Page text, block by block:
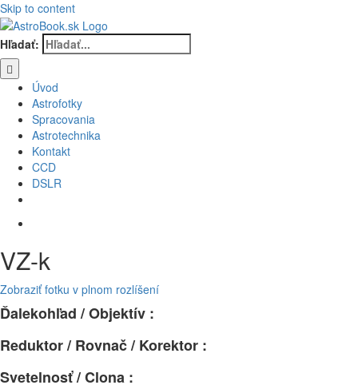
Skip to content
Hľadať:
Úvod
Astrofotky
Spracovania
Astrotechnika
Kontakt
CCD
DSLR
VZ-k
Zobraziť fotku v plnom rozlíšení
Ďalekohľad / Objektív :
Reduktor / Rovnač / Korektor :
Svetelnosť / Clona :